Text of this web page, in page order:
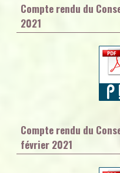
Compte rendu du
2021
Compte rendu du
février 2021